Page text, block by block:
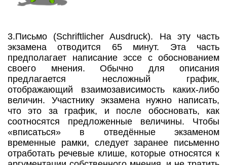
3.Письмо (Schriftlicher Ausdruck). На эту часть
экзамена отводится 65 минут. Эта часть
предполагает написание эссе с обоснованием
своего мнения. Обычно для описания
предлагается несложный график,
отображающий взаимозависимость каких-либо
величин. Участнику экзамена нужно написать,
что это за график, и после обосновать, как
соотносятся предложенные величины. Чтобы
«вписаться» в отведённые экзаменом
временные рамки, следует заранее письменно
отработать речевые клише, которые относятся к